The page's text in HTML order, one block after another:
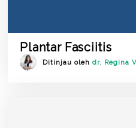
Plantar Fasciitis
Ditinjau olehdr. Regina